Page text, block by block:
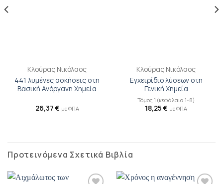
Κλούρας Νικόλαος
441 λυμένες ασκήσεις στη
Βασική Ανόργανη Χημεία
26,37 € με ΦΠΑ
Κλούρας Νικόλαος
Εγχειρίδιο λύσεων στη
Γενική Χημεία
Τόμος 1 (κεφάλαια 1-8)
18,25 € με ΦΠΑ
Προτεινόμενα Σχετικά Βιβλία